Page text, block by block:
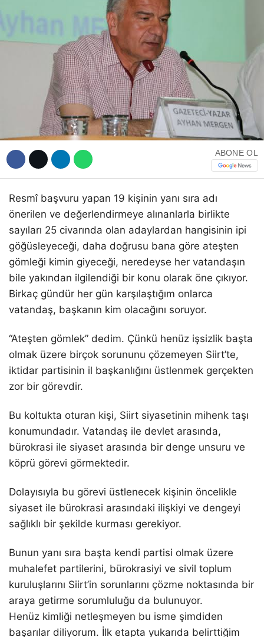
Youtube
ABONE OL
Resmî başvuru yapan 19 kişinin yanı sıra adı
önerilen ve değerlendirmeye alınanlarla birlikte
sayıları 25 civarında olan adaylardan hangisinin ipi
göğüsleyeceği, daha doğrusu bana göre ateşten
gömleği kimin giyeceği, neredeyse her vatandaşın
bile yakından ilgilendiği bir konu olarak öne çıkıyor.
Birkaç gündür her gün karşılaştığım onlarca
vatandaş, başkanın kim olacağını soruyor.
“Ateşten gömlek” dedim. Çünkü henüz işsizlik başta
olmak üzere birçok sorununu çözemeyen Siirt’te,
iktidar partisinin il başkanlığını üstlenmek gerçekten
zor bir görevdir.
Bu koltukta oturan kişi, Siirt siyasetinin mihenk taşı
konumundadır. Vatandaş ile devlet arasında,
bürokrasi ile siyaset arasında bir denge unsuru ve
köprü görevi görmektedir.
Dolayısıyla bu görevi üstlenecek kişinin öncelikle
siyaset ile bürokrasi arasındaki ilişkiyi ve dengeyi
sağlıklı bir şekilde kurması gerekiyor.
Bunun yanı sıra başta kendi partisi olmak üzere
muhalefet partilerini, bürokrasiyi ve sivil toplum
kuruluşlarını Siirt’in sorunlarını çözme noktasında bir
araya getirme sorumluluğu da bulunuyor.
Henüz kimliği netleşmeyen bu isme şimdiden
başarılar diliyorum. İlk etapta yukarıda belirttiğim